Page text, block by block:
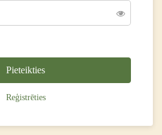
Pieteikties
Reģistrēties